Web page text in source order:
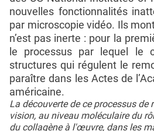
nouvelles fonctionnalités
par microscopie vidéo. Ils
n’est pas inerte : pour la
le processus par lequel le
structures qui régulent le
paraître dans les Actes de
américaine.
La découverte de ce processus de
vision, au niveau moléculaire du
du collagène à l'œuvre, dans les